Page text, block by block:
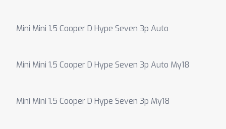
Mini Mini 1.5 Cooper D Hype Seven 3p Auto
Mini Mini 1.5 Cooper D Hype Seven 3p Auto My18
Mini Mini 1.5 Cooper D Hype Seven 3p My18